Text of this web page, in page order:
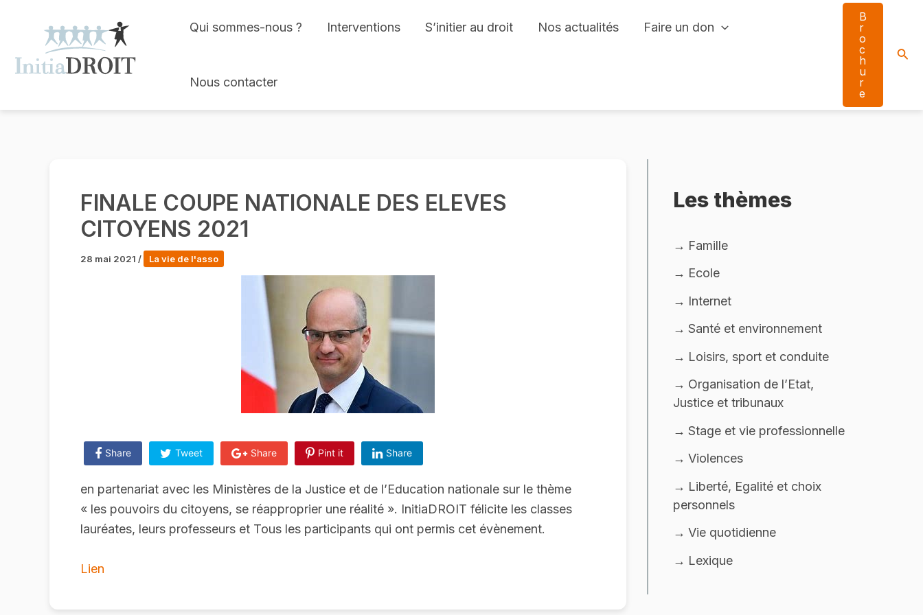
Qui sommes-nous ? Interventions S’initier au droit Nos actualités Faire un don
Nous contacter
B
r
o
c
h
u
r
e
FINALE COUPE NATIONALE DES ELEVES
CITOYENS 2021
28 mai 2021 / La vie de l'asso
Share Tweet Share Pint it Share
en partenariat avec les Ministères de la Justice et de l’Education nationale sur le thème
« les pouvoirs du citoyens, se réapproprier une réalité ». InitiaDROIT félicite les classes
lauréates, leurs professeurs et Tous les participants qui ont permis cet évènement.
Lien
Les thèmes
Famille
Ecole
Internet
Santé et environnement
Loisirs, sport et conduite
Organisation de l’Etat,
Justice et tribunaux
Stage et vie professionnelle
Violences
Liberté, Egalité et choix
personnels
Vie quotidienne
Lexique